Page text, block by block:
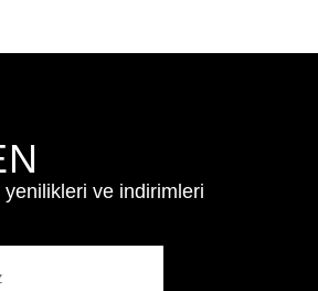
yenilikleri ve indirimleri